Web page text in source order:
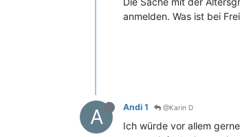
anmelden. Was ist bei
A Andi 1 @Karin D
Ich würde vor allem